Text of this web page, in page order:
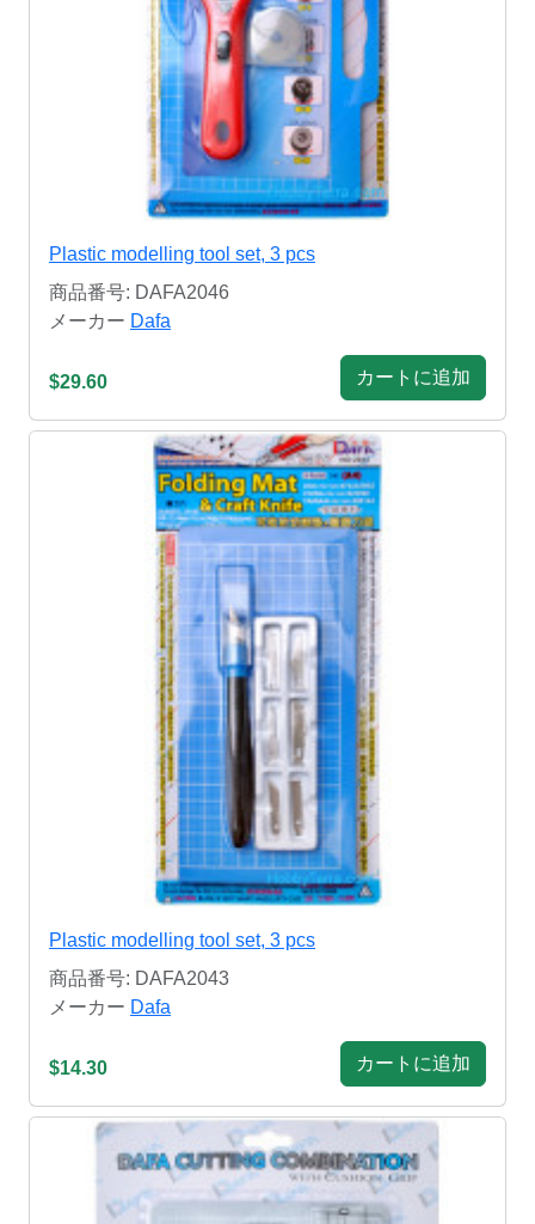
Plastic modelling tool set, 3 pcs
商品番号: DAFA2046
メーカー Dafa
$29.60 カートに追加
Plastic modelling tool set, 3 pcs
商品番号: DAFA2043
メーカー Dafa
$14.30 カートに追加